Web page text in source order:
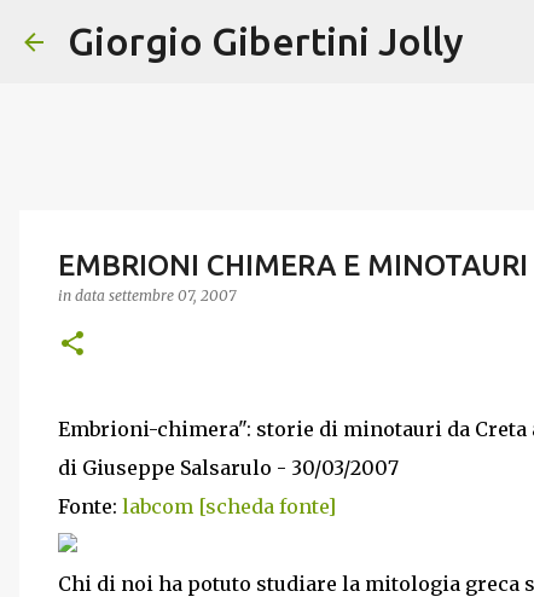
Giorgio Gibertini Jolly
EMBRIONI CHIMERA E MINOTAURI
in data settembre 07, 2007
Embrioni-chimera": storie di minotauri da Creta
di Giuseppe Salsarulo - 30/03/2007
Fonte: labcom [scheda fonte]
Chi di noi ha potuto studiare la mitologia greca